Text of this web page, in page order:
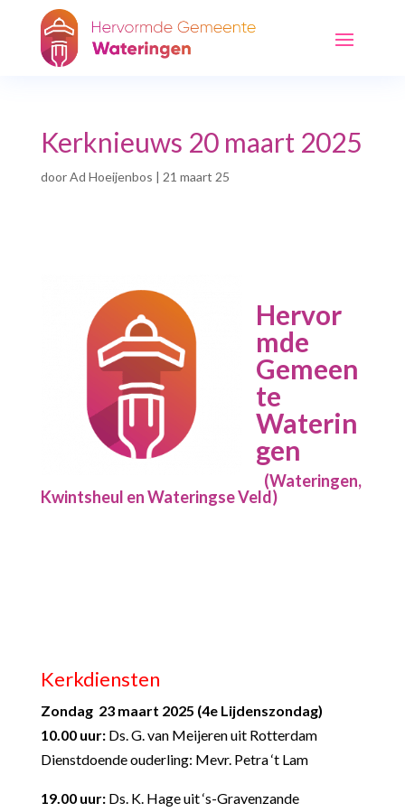
Kerknieuws 20 maart 2025
doorAd Hoeijenbos | 21 maart 25
Hervor
mde
Gemeen
te
Waterin
gen
(Wateringen,
Kwintsheul en Wateringse Veld)
Kerkdiensten
Zondag 23 maart 2025 (4eLijdenszondag)
10.00 uur: Ds. G. van Meijeren uit Rotterdam
Dienstdoende ouderling: Mevr. Petra ‘t Lam
19.00 uur: Ds. K. Hage uit ‘s-Gravenzande